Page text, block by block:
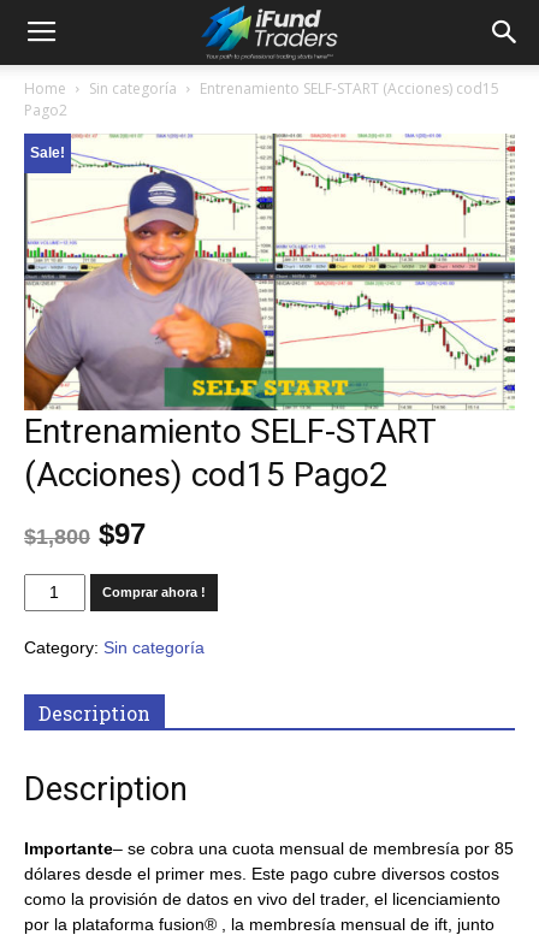
Home Sin categoría
Entrenamiento SELF-START (Acciones) cod15
Pago2
Sale!
Entrenamiento SELF-START
(Acciones) cod15 Pago2
$1,800 $97
Comprar ahora !
Category: Sin categoría
Description
Description
Importante– se cobra una cuota mensual de membresía por 85
dólares desde el primer mes. Este pago cubre diversos costos
como la provisión de datos en vivo del trader, el licenciamiento
por la plataforma fusion® , la membresía mensual de ift, junto